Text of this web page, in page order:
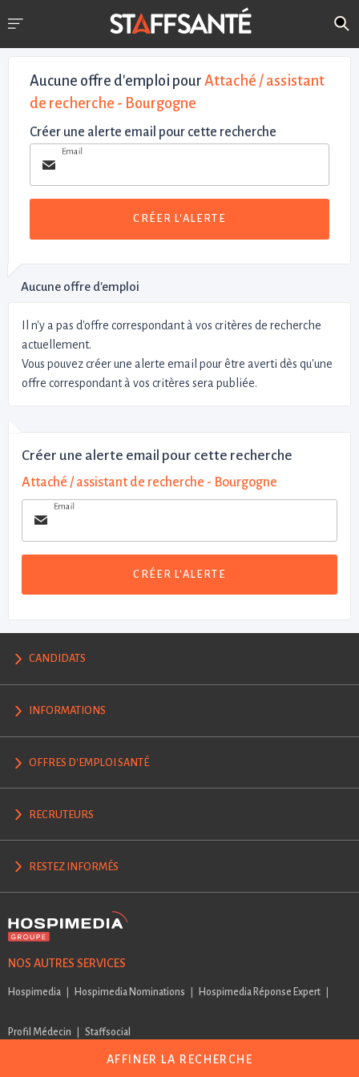
Aucune offre d'emploi pour Attaché / assistant
de recherche - Bourgogne
Créer une alerte email pour cette recherche
Email
CRÉER L'ALERTE
Aucune offre d'emploi
Il n'y a pas d'offre correspondant à vos critères de recherche
actuellement.
Vous pouvez créer une alerte email pour être averti dès qu'une
offre correspondant à vos critères sera publiée.
AFFINER LA RECHERCHE
Créer une alerte email pour cette recherche
Attaché / assistant de recherche - Bourgogne
Email
CRÉER L'ALERTE
CANDIDATS
INFORMATIONS
OFFRES D'EMPLOI SANTÉ
RECRUTEURS
RESTEZ INFORMÉS
NOS AUTRES SERVICES
Hospimedia Hospimedia Nominations Hospimedia Réponse Expert
Profil Médecin Staffsocial